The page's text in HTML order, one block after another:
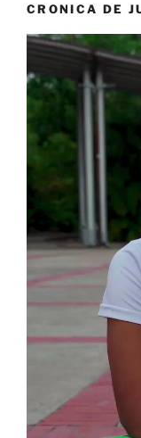
CRONICA DE
Reproductor
vídeo